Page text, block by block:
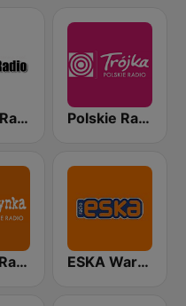
LA Talk Radio 1 Polskie Radio Program III (PR3) Trójka
Polskie Radio Program I (PR1) Jedynka ESKA Warszawa